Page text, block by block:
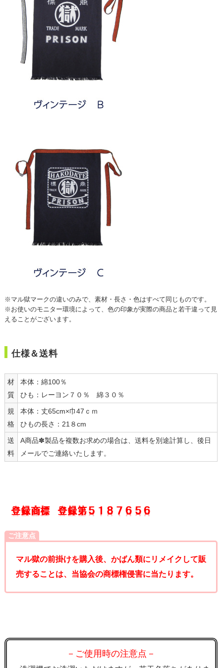
※マル獄マークの違いのみで、素材・長さ・色はすべて同じものです。
※お使いのモニター環境によって、色の印象が実際の商品と若干違って見
えることがございます。
仕様＆送料
材
質
本体：綿100％
ひも：レーヨン７０％ 綿３０％
規
格
本体：丈65cm×巾47ｃｍ
ひもの長さ：21８cm
送
料
A商品✽製品を複数お求めの場合は、送料を別途計算し、後日
メールでご連絡いたします。
ご注意点
マル獄の前掛けを購入後、かばん類にリメイクして販
売することは、当協会の商標権侵害に当たります。
－ご使用時の注意点－